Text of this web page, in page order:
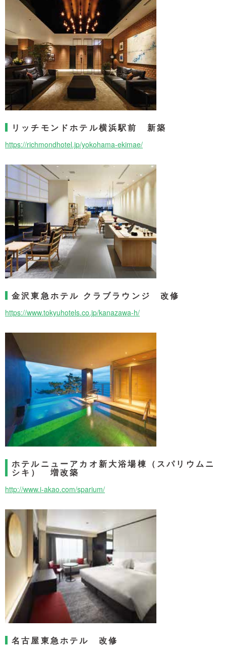
リッチモンドホテル横浜駅前 新築
https://richmondhotel.jp/yokohama-ekimae/
金沢東急ホテル クラブラウンジ 改修
https://www.tokyuhotels.co.jp/kanazawa-h/
ホテルニューアカオ新大浴場棟（スパリウムニ
シキ） 増改築
http://www.i-akao.com/sparium/
名古屋東急ホテル 改修